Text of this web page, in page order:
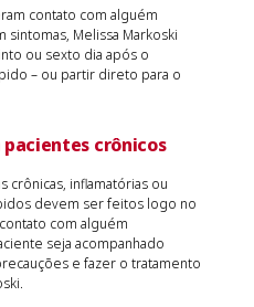
contato com alguém
sintomas, Melissa Markoski
ou sexto dia após o
– ou partir direto para o
crônicos
crônicas, inflamatórias ou
devem ser feitos logo no
com alguém
seja acompanhado
e fazer o tratamento